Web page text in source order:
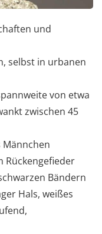
und
selbst in urbanen
von etwa
zwischen 45
Rückengefieder
Bändern
Hals, weißes